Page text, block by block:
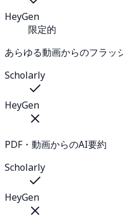
HeyGen
限定的
あらゆる動画からのフラッ
Scholarly
HeyGen
PDF・動画からのAI要約
Scholarly
HeyGen